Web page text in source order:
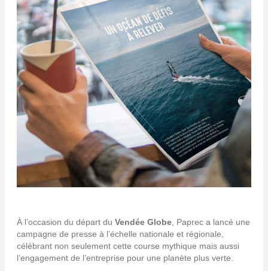
À l’occasion du départ du Vendée Globe , Paprec a lancé une
campagne de presse à l’échelle nationale et régionale,
célébrant non seulement cette course mythique mais aussi
l’engagement de l’entreprise pour une planète plus verte.